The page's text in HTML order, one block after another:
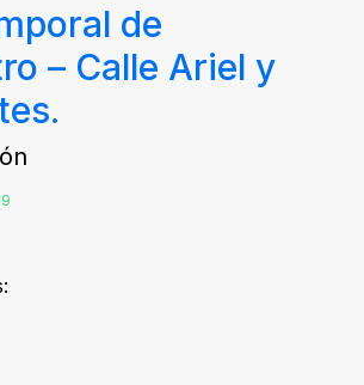
de
– Calle Ariel y